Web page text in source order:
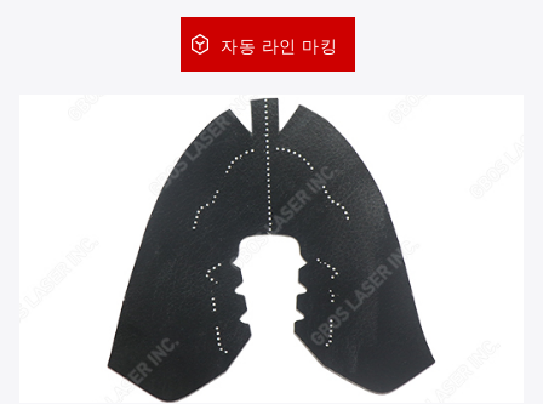
자동 라인 마킹